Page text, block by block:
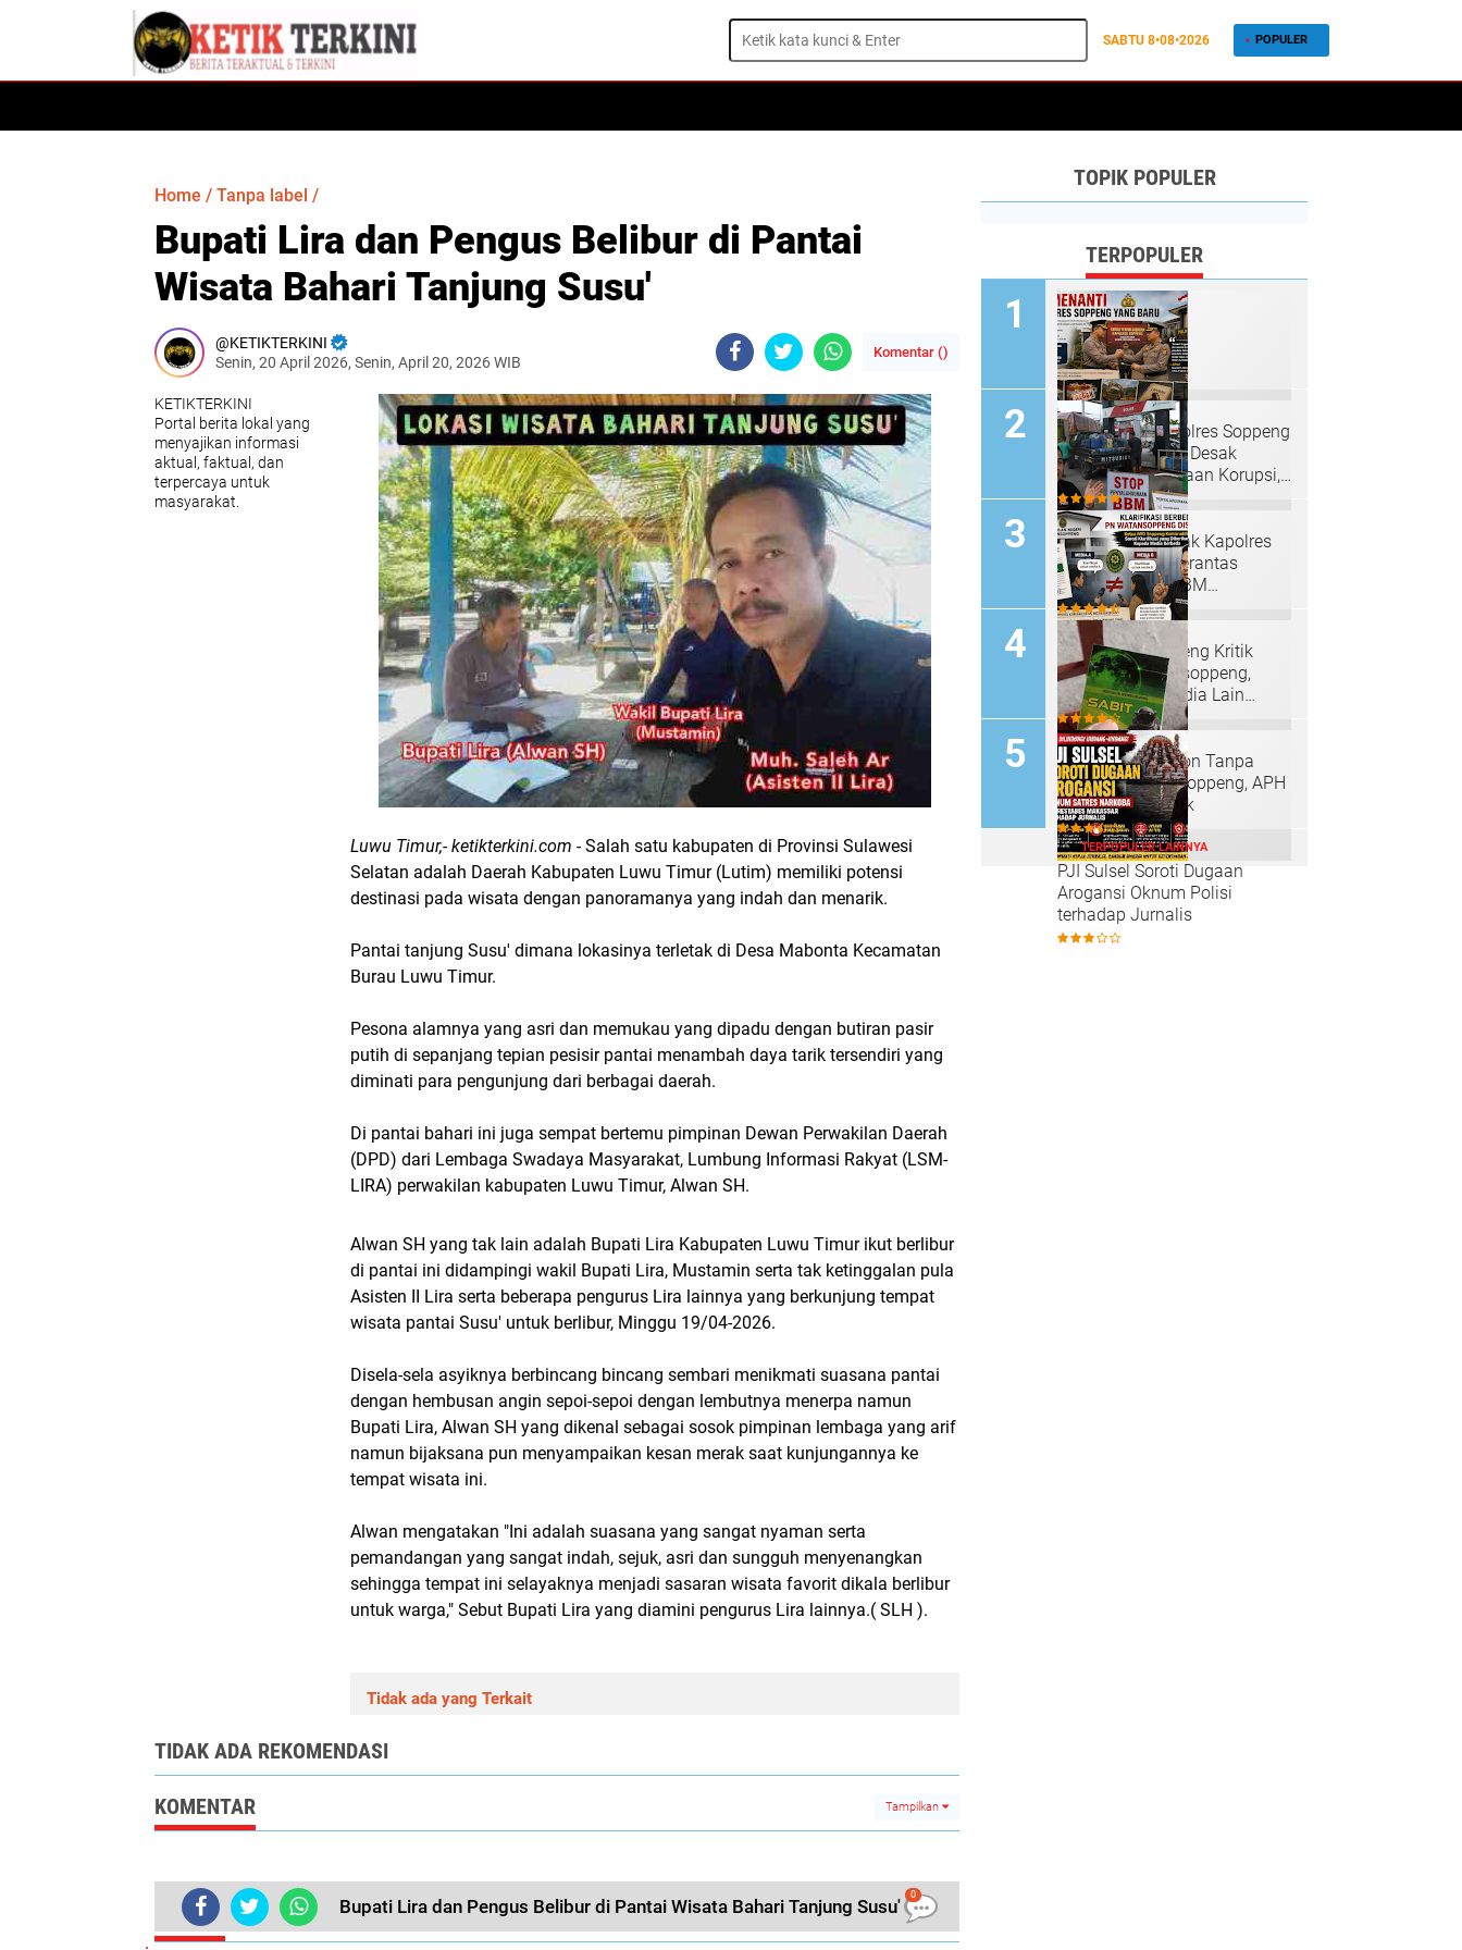
SABTU 8•08•2026 POPULER
Home / Tanpa label /
Bupati Lira dan Pengus Belibur di Pantai
Wisata Bahari Tanjung Susu'
KETIKTERKINI
Senin, 20 April 2026, Senin, April 20, 2026 WIB
Komentar ()
KETIKTERKINI
Portal berita lokal yang
menyajikan informasi
aktual, faktual, dan
terpercaya untuk
masyarakat.
Luwu Timur,- ketikterkini.com - Salah satu kabupaten di Provinsi Sulawesi
Selatan adalah Daerah Kabupaten Luwu Timur (Lutim) memiliki potensi
destinasi pada wisata dengan panoramanya yang indah dan menarik.
Pantai tanjung Susu' dimana lokasinya terletak di Desa Mabonta Kecamatan
Burau Luwu Timur.
Pesona alamnya yang asri dan memukau yang dipadu dengan butiran pasir
putih di sepanjang tepian pesisir pantai menambah daya tarik tersendiri yang
diminati para pengunjung dari berbagai daerah.
Di pantai bahari ini juga sempat bertemu pimpinan Dewan Perwakilan Daerah
(DPD) dari Lembaga Swadaya Masyarakat, Lumbung Informasi Rakyat (LSM-
LIRA) perwakilan kabupaten Luwu Timur, Alwan SH.
Alwan SH yang tak lain adalah Bupati Lira Kabupaten Luwu Timur ikut berlibur
di pantai ini didampingi wakil Bupati Lira, Mustamin serta tak ketinggalan pula
Asisten II Lira serta beberapa pengurus Lira lainnya yang berkunjung tempat
wisata pantai Susu' untuk berlibur, Minggu 19/04-2026.
Disela-sela asyiknya berbincang bincang sembari menikmati suasana pantai
dengan hembusan angin sepoi-sepoi dengan lembutnya menerpa namun
Bupati Lira, Alwan SH yang dikenal sebagai sosok pimpinan lembaga yang arif
namun bijaksana pun menyampaikan kesan merak saat kunjungannya ke
tempat wisata ini.
Alwan mengatakan "Ini adalah suasana yang sangat nyaman serta
pemandangan yang sangat indah, sejuk, asri dan sungguh menyenangkan
sehingga tempat ini selayaknya menjadi sasaran wisata favorit dikala berlibur
untuk warga," Sebut Bupati Lira yang diamini pengurus Lira lainnya.( SLH ).
Tidak ada yang Terkait
TIDAK ADA REKOMENDASI
KOMENTAR Tampilkan
Bupati Lira dan Pengus Belibur di Pantai Wisata Bahari Tanjung Susu'
0
TERKINI
TOPIK POPULER
TERPOPULER
PR Menanti Kapolres Soppeng
yang Baru: LPKN Desak
Penuntasan Dugaan Korupsi,
Rokok Ilegal hingga Tambang
Tak Berizin
Ketua LPKN Desak Kapolres
Baru Soppeng Berantas
Dugaan Mafia BBM
Bersubsidi, Penimbun Solar
Jadi Sorotan
Ketua IWO Soppeng Kritik
Sikap PN Watansoppeng,
Klarifikasi ke Media Lain
Dinilai Cederai Etika
Keterbukaan Informasi
Rokok Sabit Melon Tanpa
Cukai Marak di Soppeng, APH
Diminta Bertindak
PJI Sulsel Soroti Dugaan
Arogansi Oknum Polisi
terhadap Jurnalis
TERPOPULER LAINNYA